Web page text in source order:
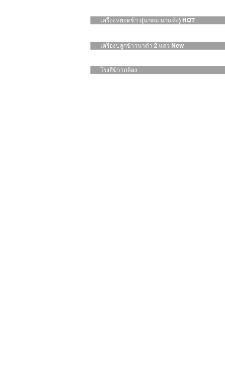
เครื่องหยอดข้าว(นาตม นาแห้ง) HOT
เครื่องปลูกข้าวนาดำ 2 แถว New
โรงสีข้าวกล้อง